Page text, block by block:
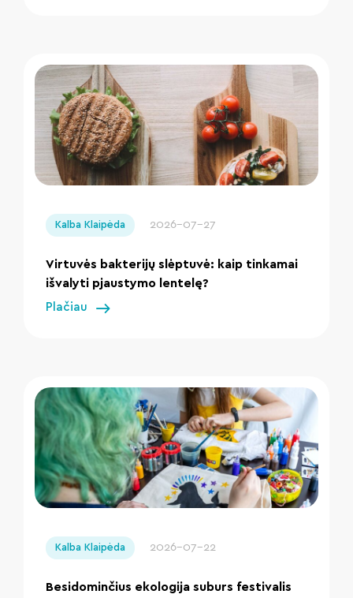
Kalba Klaipėda 2026-07-27
Virtuvės bakterijų slėptuvė: kaip tinkamai
išvalyti pjaustymo lentelę?
Plačiau
Kalba Klaipėda 2026-07-22
Besidominčius ekologija suburs festivalis